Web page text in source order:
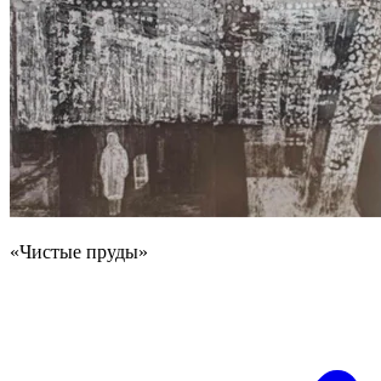
«Чистые пруды»